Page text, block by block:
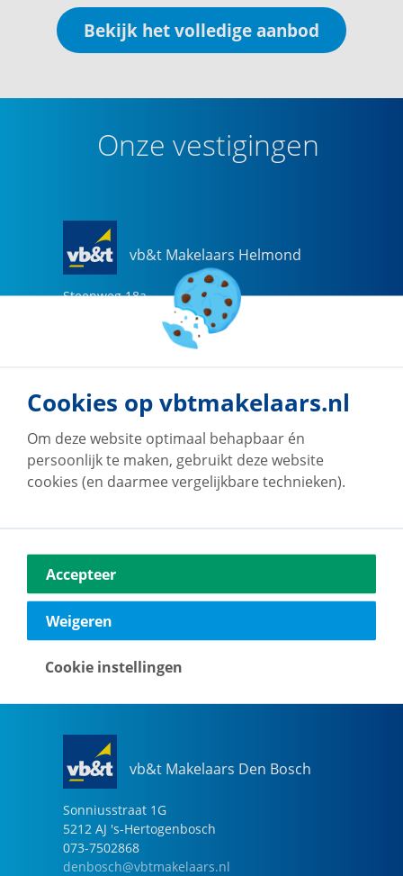
Bekijk het volledige aanbod
Onze vestigingen
vb&t Makelaars Helmond
Steenweg 18a
helmond@vbtmakelaars.nl
Naar vestiging
Vestdijk 180
5611 CZ Eindhoven
040-2696949
vb&t Makelaars Den Bosch
Sonniusstraat 1G
5212 AJ 's-Hertogenbosch
073-7502868
denbosch@vbtmakelaars.nl
Cookies op vbtmakelaars.nl
Om deze website optimaal behapbaar én
persoonlijk te maken, gebruikt deze website
cookies (en daarmee vergelijkbare technieken).
Accepteer
Weigeren
Cookie instellingen